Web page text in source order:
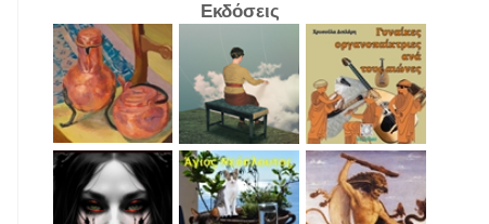
Εκδόσεις